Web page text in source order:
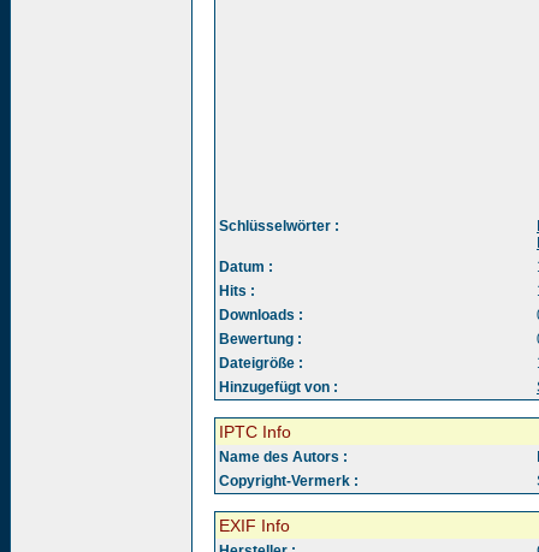
Schlüsselwörter :
Datum :
Hits :
Downloads :
Bewertung :
Dateigröße :
Hinzugefügt von :
IPTC Info
Name des Autors :
Copyright-Vermerk :
EXIF Info